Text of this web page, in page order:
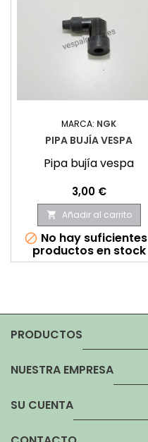
MARCA: NGK
PIPA BUJÍA VESPA
Pipa bujía vespa
Precio
3,00 €
 Añadir al carrito
 No hay suficientes
productos en stock
PRODUCTOS
NUESTRA EMPRESA
SU CUENTA